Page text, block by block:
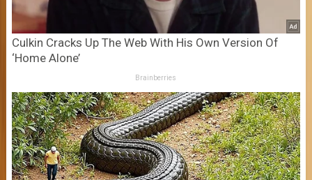
Culkin Cracks Up The Web With His Own Version Of
‘Home Alone’
Brainberries